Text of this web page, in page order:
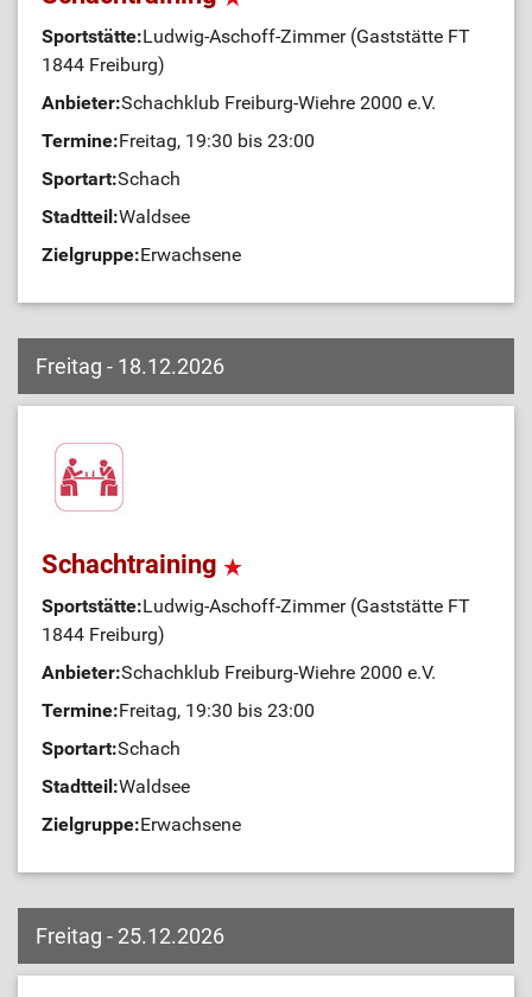
Sportstätte:Ludwig-Aschoff-Zimmer (Gaststätte FT
1844 Freiburg)
Anbieter:Schachklub Freiburg-Wiehre 2000 e.V.
Termine:Freitag, 19:30 bis 23:00
Sportart:Schach
Stadtteil:Waldsee
Zielgruppe:Erwachsene
Freitag - 18.12.2026
Schachtraining
Sportstätte:Ludwig-Aschoff-Zimmer (Gaststätte FT
1844 Freiburg)
Anbieter:Schachklub Freiburg-Wiehre 2000 e.V.
Termine:Freitag, 19:30 bis 23:00
Sportart:Schach
Stadtteil:Waldsee
Zielgruppe:Erwachsene
Freitag - 25.12.2026